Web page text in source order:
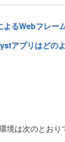
るWebフレー
アプリはどの
は次のとおり